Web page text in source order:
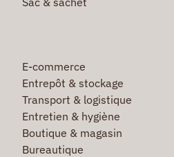
E-commerce
Entrepôt & stockage
Transport & logistique
Entretien & hygiène
Boutique & magasin
Bureautique